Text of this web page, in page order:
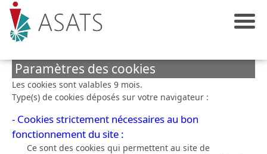
Paramètres des cookies
Les cookies sont valables 9 mois.
Type(s) de cookies déposés sur votre navigateur :
- Cookies strictement nécessaires au bon
fonctionnement du site :
Ce sont des cookies qui permettent au site de